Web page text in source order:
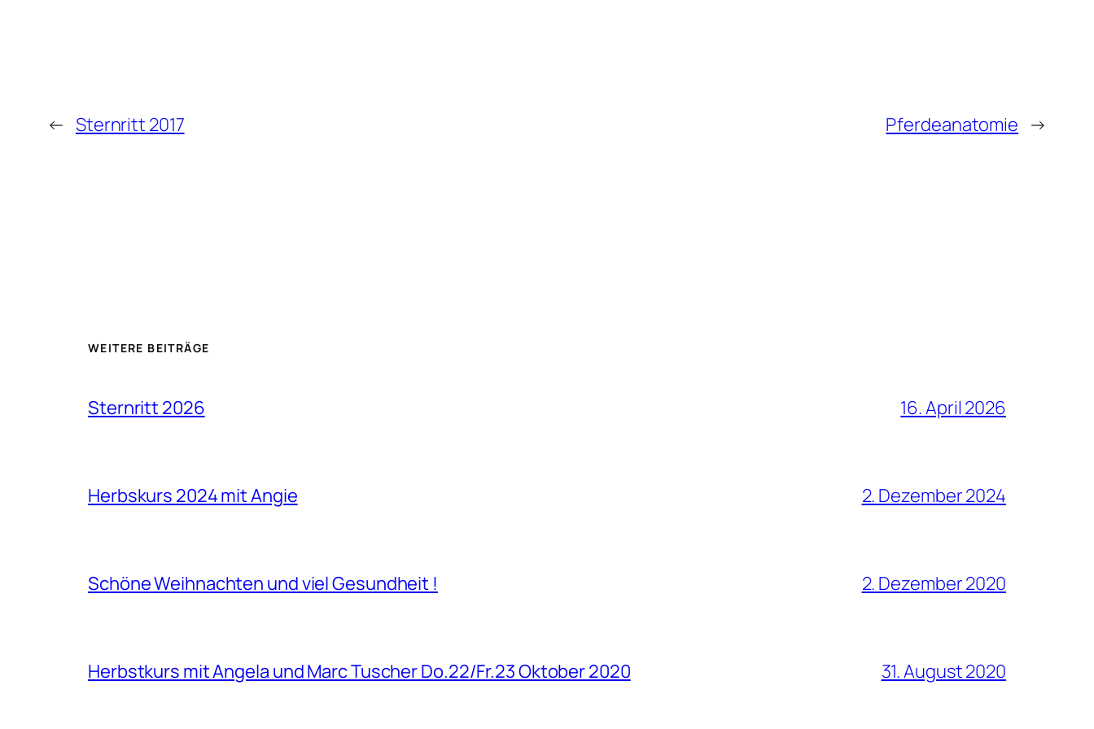
← Sternritt 2017 Pferdeanatomie →
WEITERE BEITRÄGE
Sternritt 2026 16. April 2026
Herbskurs 2024 mit Angie 2. Dezember 2024
Schöne Weihnachten und viel Gesundheit ! 2. Dezember 2020
Herbstkurs mit Angela und Marc Tuscher Do.22/Fr.23 Oktober 2020 31. August 2020